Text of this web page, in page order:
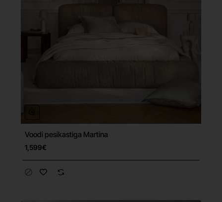
Voodi pesikastiga Martina
1,599€